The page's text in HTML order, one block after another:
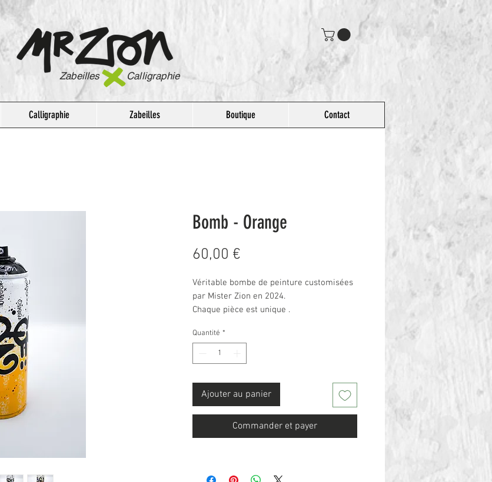
Zabeilles Calligraphie
Calligraphie Zabeilles Boutique Contact
Bomb - Orange
60,00 €
Véritable bombe de peinture customisées
par Mister Zion en 2024.
Chaque pièce est unique .
Possibilité de commander pour un
envoi l'étranger (contactez-moi)
Quantité *
Ajouter au panier
Commander et payer